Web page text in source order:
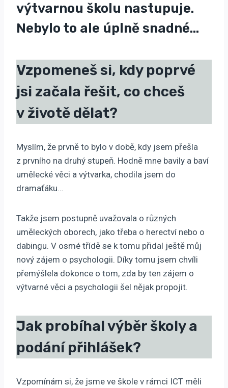
výtvarnou školu nastupuje.
Nebylo to ale úplně snadné…
Vzpomeneš si, kdy poprvé
jsi začala řešit, co chceš
v životě dělat?
Myslím, že prvně to bylo v době, kdy jsem přešla
z prvního na druhý stupeň. Hodně mne bavily a baví
umělecké věci a výtvarka, chodila jsem do
dramaťáku…
Takže jsem postupně uvažovala o různých
uměleckých oborech, jako třeba o herectví nebo o
dabingu. V osmé třídě se k tomu přidal ještě můj
nový zájem o psychologii. Díky tomu jsem chvíli
přemýšlela dokonce o tom, zda by ten zájem o
výtvarné věci a psychologii šel nějak propojit.
Jak probíhal výběr školy a
podání přihlášek?
Vzpomínám si, že jsme ve škole v rámci ICT měli